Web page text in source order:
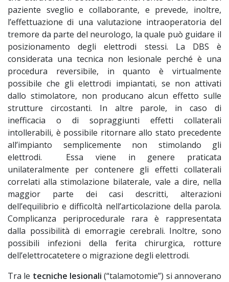
paziente sveglio e collaborante, e prevede, inoltre,
l’effettuazione di una valutazione intraoperatoria del
tremore da parte del neurologo, la quale può guidare il
posizionamento degli elettrodi stessi. La DBS è
considerata una tecnica non lesionale perché è una
procedura reversibile, in quanto è virtualmente
possibile che gli elettrodi impiantati, se non attivati
dallo stimolatore, non producano alcun effetto sulle
strutture circostanti. In altre parole, in caso di
inefficacia o di sopraggiunti effetti collaterali
intollerabili, è possibile ritornare allo stato precedente
all’impianto semplicemente non stimolando gli
elettrodi. Essa viene in genere praticata
unilateralmente per contenere gli effetti collaterali
correlati alla stimolazione bilaterale, vale a dire, nella
maggior parte dei casi descritti, alterazioni
dell’equilibrio e difficoltà nell’articolazione della parola.
Complicanza periprocedurale rara è rappresentata
dalla possibilità di emorragie cerebrali. Inoltre, sono
possibili infezioni della ferita chirurgica, rotture
dell’elettrocatetere o migrazione degli elettrodi.
Tra le tecniche lesionali (“talamotomie”) si annoverano